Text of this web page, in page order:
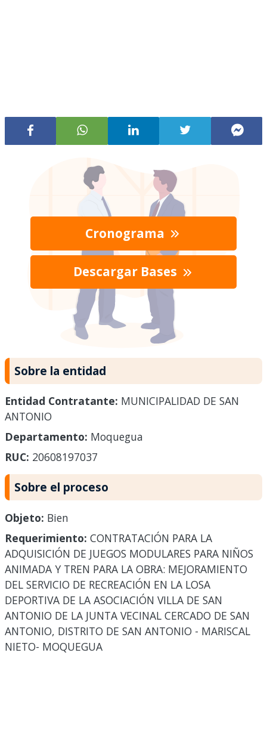
Cronograma
Descargar Bases
Sobre la entidad
Entidad Contratante: MUNICIPALIDAD DE SAN
ANTONIO
Departamento: Moquegua
RUC: 20608197037
Sobre el proceso
Objeto: Bien
Requerimiento: CONTRATACIÓN PARA LA
ADQUISICIÓN DE JUEGOS MODULARES PARA NIÑOS
ANIMADA Y TREN PARA LA OBRA: MEJORAMIENTO
DEL SERVICIO DE RECREACIÓN EN LA LOSA
DEPORTIVA DE LA ASOCIACIÓN VILLA DE SAN
ANTONIO DE LA JUNTA VECINAL CERCADO DE SAN
ANTONIO, DISTRITO DE SAN ANTONIO - MARISCAL
NIETO- MOQUEGUA